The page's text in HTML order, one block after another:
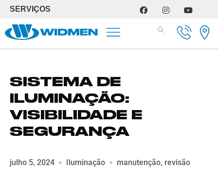
SERVIÇOS
SISTEMA DE
ILUMINAÇÃO:
VISIBILIDADE E
SEGURANÇA
julho 5, 2024 Iluminação manutenção, revisão